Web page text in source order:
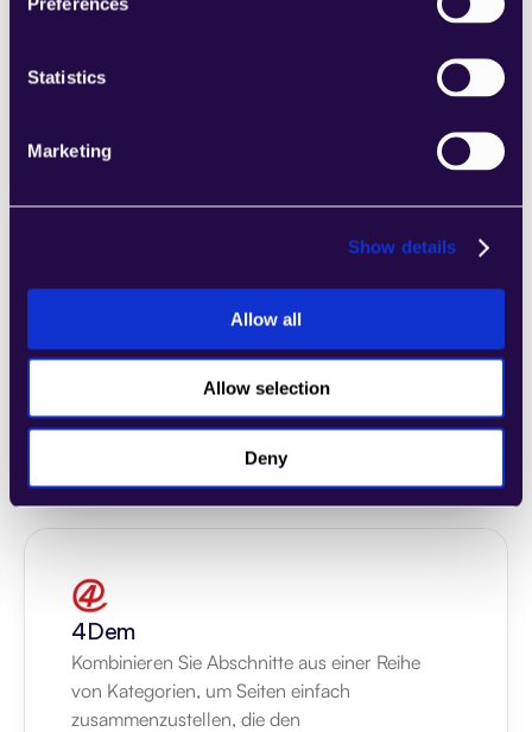
Statistics
Marketing
Show details
Allow all
Allow selection
Deny
Learn more
von Kategorien, um Seiten einfach
zusammenzustellen, die den
Anforderungen Ihres wachsenden
Unternehmens entsprechen.
4Dem
Kombinieren Sie Abschnitte aus einer Reihe
von Kategorien, um Seiten einfach
zusammenzustellen, die den